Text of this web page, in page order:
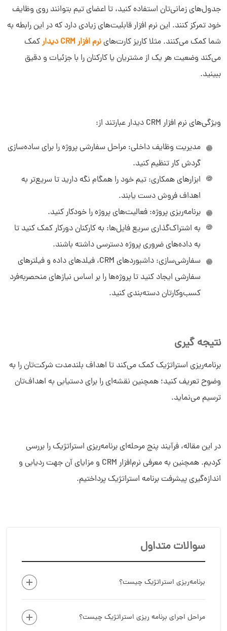
جدول‌های زمانی‌تان استفاده کنید، تا اعضای تیم بتوانند روی وظایف
خود تمرکز کنند. این نرم افزار قابلیت‌های زیادی دارد که در این رابطه به
شما کمک می‌کنند. مثلا کاریز کارت‌هاینرم افزار CRM دیدار
کمک
می‌کند وضعیت هر یک از مشتریان یا کارکنان را با جزئیات و دقیق
ببینید.
ویژگی‌های نرم افزار CRM دیدار عبارتند از:
مدیریت وظایف داخلی: مراحل سفارشی پروژه را برای ساده‌سازی
گردش کار تنظیم کنید.
ابزارهای همکاری: تیم خود را همگام نگه دارید تا سریع‌تر به
اهداف فروش دست یابند.
برنامه‌ریزی پروژه: فعالیت‌های پروژه را خودکار کنید.
به اشتراک‌گذاری سریع فایل‌ها: به کارکنان دورکار کمک کنید تا
به داده‌های ضروری پروژه دسترسی داشته باشند.
سفارشی‌سازی: داشبوردهای CRM، فیلدهای داده و فیلترهای
سفارشی ایجاد کنید تا پروژه‌ها را بر اساس نیازهای منحصربه‌فرد
کسب‌وکارتان دسته‌بندی کنید.
نتیجه گیری
برنامه‌ریزی استراتژیک کمک می‌کند تا اهداف بلندمدت شرکت‌تان را به
وضوح تعریف کنید؛ همچنین نقشه‌ای را برای دستیابی به اهداف‌تان
ترسیم می‌نماید.
در این مقاله، فرآیند پنج مرحله‌ای برنامه‌‌ریزی استراتژیک را بررسی
کردیم. همچنین به معرفی نرم‌افزار CRM و مزایای آن جهت ردیابی و
اندازه‌گیری پیشرفت برنامه استراتژیک پرداختیم.
سوالات متداول
برنامه‌ریزی استراتژیک چیست؟
مراحل اجرای برنامه ریزی استراتژیک چیست؟